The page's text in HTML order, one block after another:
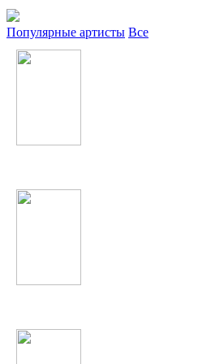
Популярные артисты Все